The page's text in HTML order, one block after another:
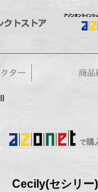
Cecily(セシリ